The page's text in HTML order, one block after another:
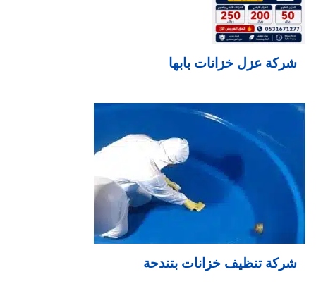
شركة عزل خزانات بابها
شركة تنظيف خزانات بتندحة